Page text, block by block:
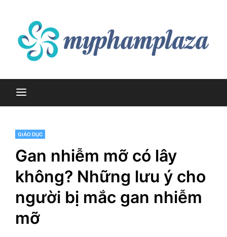
content
myphamplaza.vn
GIÁO DỤC
Gan nhiễm mỡ có lây
không? Những lưu ý cho
người bị mắc gan nhiễm
mỡ